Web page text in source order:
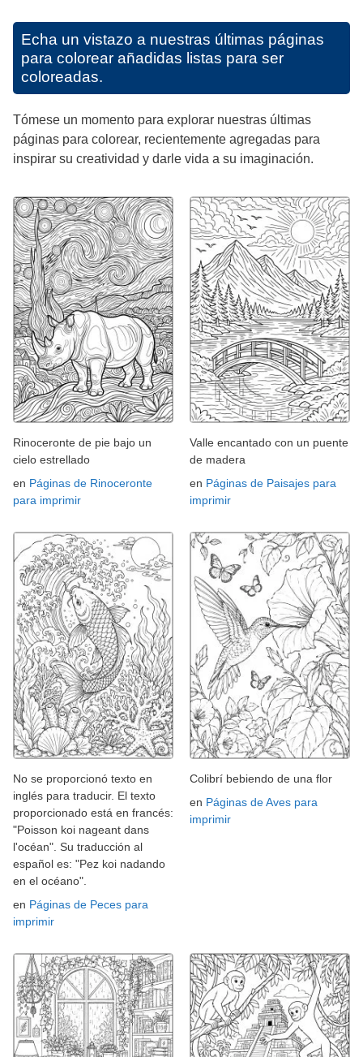
Echa un vistazo a nuestras últimas páginas
para colorear añadidas listas para ser
coloreadas.
Tómese un momento para explorar nuestras últimas
páginas para colorear, recientemente agregadas para
inspirar su creatividad y darle vida a su imaginación.
Rinoceronte de pie bajo un
cielo estrellado
en Páginas de Rinoceronte
para imprimir
Valle encantado con un puente
de madera
en Páginas de Paisajes para
imprimir
No se proporcionó texto en
inglés para traducir. El texto
proporcionado está en francés:
"Poisson koi nageant dans
l'océan". Su traducción al
español es: "Pez koi nadando
en el océano".
en Páginas de Peces para
imprimir
Colibrí bebiendo de una flor
en Páginas de Aves para
imprimir